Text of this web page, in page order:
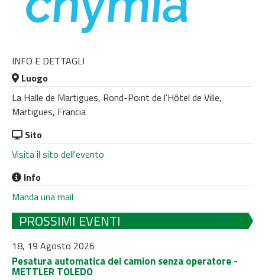
INFO E DETTAGLI
Luogo
La Halle de Martigues, Rond-Point de l'Hôtel de Ville,
Martigues, Francia
Sito
Visita il sito dell'evento
Info
Manda una mail
PROSSIMI EVENTI
18, 19 Agosto 2026
Pesatura automatica dei camion senza operatore -
METTLER TOLEDO